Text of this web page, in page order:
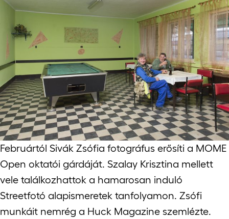
Februártól Sivák Zsófia fotográfus erősíti a MOME
Open oktatói gárdáját. Szalay Krisztina mellett
vele találkozhattok a hamarosan induló
Streetfotó alapismeretek tanfolyamon. Zsófi
munkáit nemrég a Huck Magazine szemlézte.